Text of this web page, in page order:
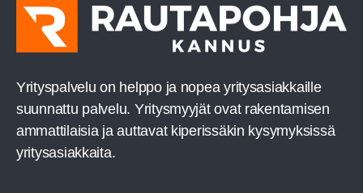
Yri­tys­pal­ve­lu on help­po ja nopea yri­tys­asiak­kail­le
suun­nat­tu pal­ve­lu. Yri­tys­myy­jät ovat raken­ta­mi­sen
ammat­ti­lai­sia ja aut­ta­vat kipe­ris­sä­kin kysy­myk­sis­sä
yritysasiakkaita.